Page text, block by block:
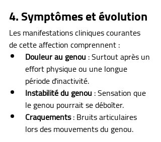
4. Symptômes et évolution
Les manifestations cliniques courantes
de cette affection comprennent :
Douleur au genou : Surtout après un
effort physique ou une longue
période d'inactivité.
Instabilité du genou : Sensation que
le genou pourrait se déboîter.
Craquements : Bruits articulaires
lors des mouvements du genou.